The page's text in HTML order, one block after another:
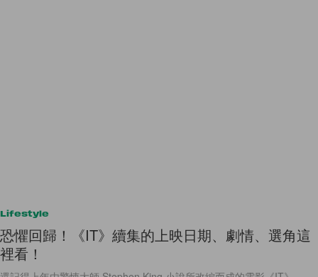
Lifestyle
恐懼回歸！《IT》續集的上映日期、劇情、選角這
裡看！